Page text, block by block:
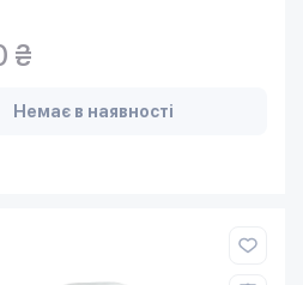
₴
Немає в наявності